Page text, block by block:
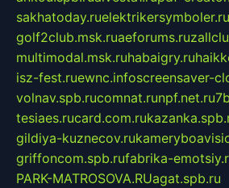
sakhatoday.ruelektrikersymboler.ru
golf2club.msk.ruaeforums.ru
multimodal.msk.ruhabaigry.ru
isz-fest.ruewnc.infoscreensaver-
volnav.spb.rucomnat.runpf.net.ru
tesiaes.rucard.com.ru
gildiya-kuznecov.ru
griffoncom.spb.rufabrika-
PARK-MATROSOVA.RUagat.spb.ru